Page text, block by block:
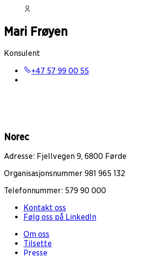
Mari Frøyen
Konsulent
+47 57 99 00 55
Norec
Adresse: Fjellvegen 9, 6800 Førde
Organisasjonsnummer 981 965 132
Telefonnummer: 579 90 000
Kontakt oss
Følg oss på LinkedIn
Om oss
Tilsette
Presse